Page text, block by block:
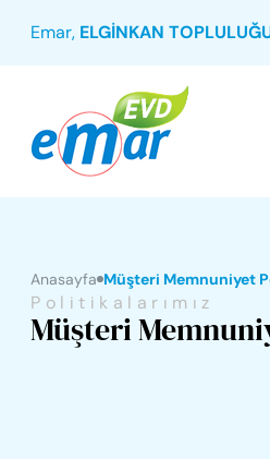
Emar, ELGİNKAN
Anasayfa Müşteri Memnuniyet
Politikalarımız
Müşteri